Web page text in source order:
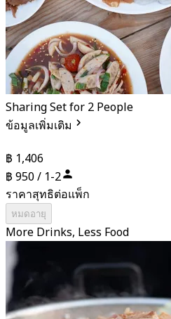
Sharing Set for 2 People
ข้อมูลเพิ่มเติม
฿ 1,406
฿ 950 / 1-2
ราคาสุทธิต่อแพ็ก
หมดอายุ
More Drinks, Less Food